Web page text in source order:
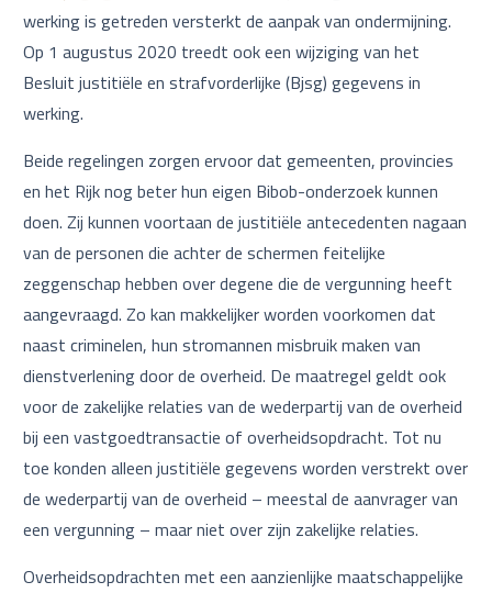
werking is getreden versterkt de aanpak van ondermijning.
Op 1 augustus 2020 treedt ook een wijziging van het
Besluit justitiële en strafvorderlijke (Bjsg) gegevens in
werking.
Beide regelingen zorgen ervoor dat gemeenten, provincies
en het Rijk nog beter hun eigen Bibob-onderzoek kunnen
doen. Zij kunnen voortaan de justitiële antecedenten nagaan
van de personen die achter de schermen feitelijke
zeggenschap hebben over degene die de vergunning heeft
aangevraagd. Zo kan makkelijker worden voorkomen dat
naast criminelen, hun stromannen misbruik maken van
dienstverlening door de overheid. De maatregel geldt ook
voor de zakelijke relaties van de wederpartij van de overheid
bij een vastgoedtransactie of overheidsopdracht. Tot nu
toe konden alleen justitiële gegevens worden verstrekt over
de wederpartij van de overheid – meestal de aanvrager van
een vergunning – maar niet over zijn zakelijke relaties.
Overheidsopdrachten met een aanzienlijke maatschappelijke